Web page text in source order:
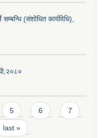
(संशोधित कार्यविधि),
5 6 7
last »